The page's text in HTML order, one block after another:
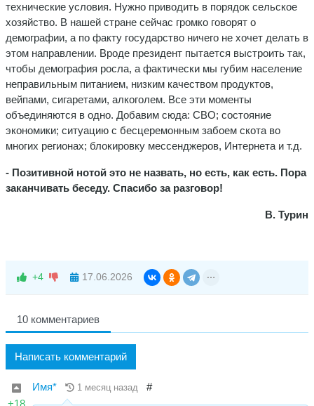
технические условия. Нужно приводить в порядок сельское
хозяйство. В нашей стране сейчас громко говорят о
демографии, а по факту государство ничего не хочет делать в
этом направлении. Вроде президент пытается выстроить так,
чтобы демография росла, а фактически мы губим население
неправильным питанием, низким качеством продуктов,
вейпами, сигаретами, алкоголем. Все эти моменты
объединяются в одно. Добавим сюда: СВО; состояние
экономики; ситуацию с бесцеремонным забоем скота во
многих регионах; блокировку мессенджеров, Интернета и т.д.
- Позитивной нотой это не назвать, но есть, как есть. Пора
заканчивать беседу. Спасибо за разговор!
В. Турин
+4 17.06.2026
10 комментариев
Написать комментарий
Имя* 1 месяц назад #